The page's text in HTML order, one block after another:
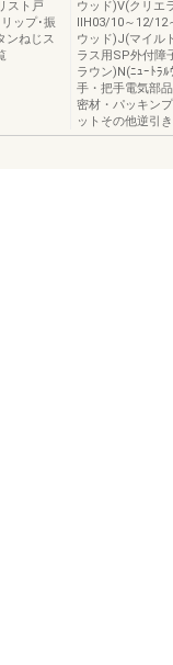
スト戸
ップ･振
ンねじス
ウッド)V(クリエ
ⅡH03/10～12/12
ウッド)J(マイル
ラス用SP外付障
ラウン)N(ﾆｭｰﾄﾗ
手・把手電気部
密材・パッキン
ットその他逆引